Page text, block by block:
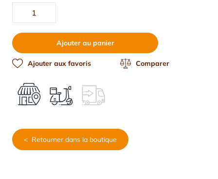
Ajouter au panier
Ajouter aux favoris Comparer
< Retourner dans la boutique